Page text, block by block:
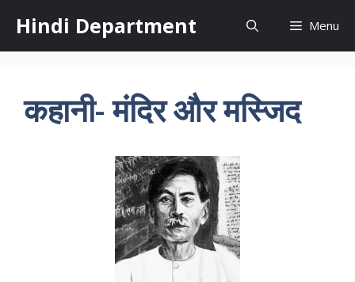
content
Hindi Department Menu
कहानी- मंदिर और मस्जिद